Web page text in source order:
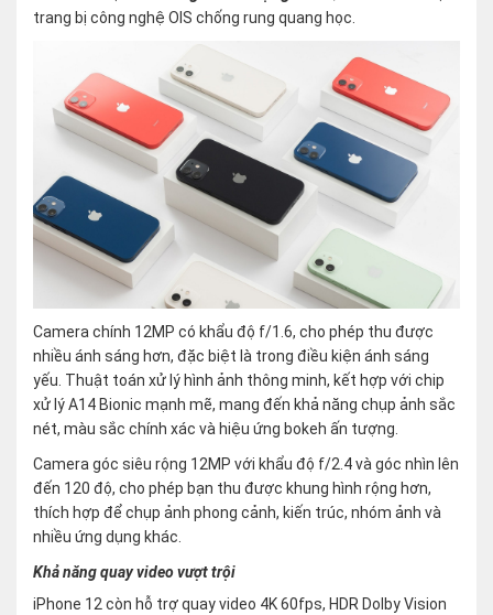
trang bị công nghệ OIS chống rung quang học.
Camera chính 12MP có khẩu độ f/1.6, cho phép thu được
nhiều ánh sáng hơn, đặc biệt là trong điều kiện ánh sáng
yếu. Thuật toán xử lý hình ảnh thông minh, kết hợp với chip
xử lý A14 Bionic mạnh mẽ, mang đến khả năng chụp ảnh sắc
nét, màu sắc chính xác và hiệu ứng bokeh ấn tượng.
Camera góc siêu rộng 12MP với khẩu độ f/2.4 và góc nhìn lên
đến 120 độ, cho phép bạn thu được khung hình rộng hơn,
thích hợp để chụp ảnh phong cảnh, kiến trúc, nhóm ảnh và
nhiều ứng dụng khác.
Khả năng quay video vượt trội
iPhone 12 còn hỗ trợ quay video 4K 60fps, HDR Dolby Vision